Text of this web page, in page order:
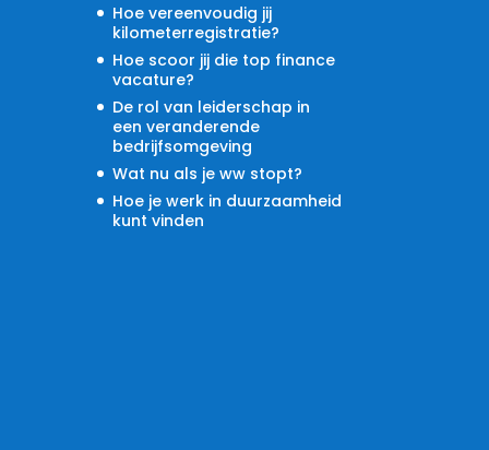
Hoe vereenvoudig jij
kilometerregistratie?
Hoe scoor jij die top finance
vacature?
De rol van leiderschap in
een veranderende
bedrijfsomgeving
Wat nu als je ww stopt?
Hoe je werk in duurzaamheid
kunt vinden